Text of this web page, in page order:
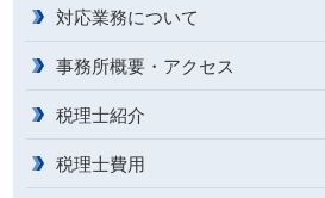
対応業務について
事務所概要・アクセス
税理士紹介
税理士費用